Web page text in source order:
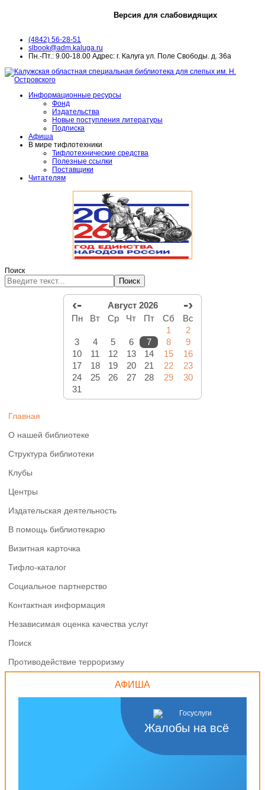
Версия для слабовидящих
(4842) 56-28-51
slbook@adm.kaluga.ru
Пн.-Пт.: 9.00-18.00 Адрес: г. Калуга ул. Поле Свободы. д. 36а
Информационные ресурсы
Фонд
Издательства
Новые поступления литературы
Подписка
Афиша
В мире тифлотехники
Тифлотехнические средства
Полезные ссылки
Поставщики
Читателям
Поиск
Поиск
‹- Август 2026 -›
Пн Вт Ср Чт Пт Сб
Вс
1
2
3
4 5 6 7 8
9
10
11 12 13 14 15
16
17
18 19 20 21 22
23
24
25 26 27 28 29
30
31
Главная
О нашей библиотеке
Структура библиотеки
Клубы
Центры
Издательская деятельность
В помощь библиотекарю
Визитная карточка
Тифло-каталог
Социальное партнерство
Контактная информация
Независимая оценка качества услуг
Поиск
Противодействие терроризму
АФИША
Жалобы на всё